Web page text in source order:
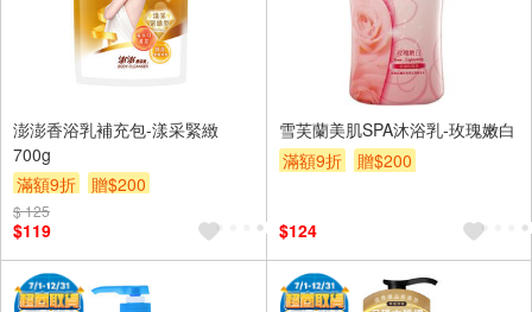
澎澎香浴乳補充包-漾采緊緻
700g
滿額9折
贈$200
$ 125
$119
雪芙蘭美肌SPA沐浴乳-玫瑰嫩白
滿額9折
贈$200
$124